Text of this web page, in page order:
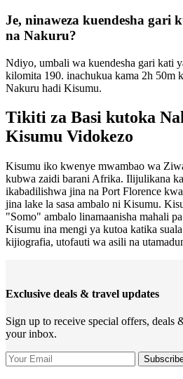
Je, ninaweza kuendesha gari
na Nakuru?
Ndiyo, umbali wa kuendesha gari kati
kilomita 190. inachukua kama 2h 50m
Nakuru hadi Kisumu.
Tikiti za Basi kutoka
Kisumu Vidokezo
Kisumu iko kwenye mwambao wa
kubwa zaidi barani Afrika. Ilijulikana
ikabadilishwa jina na Port Florence
jina lake la sasa ambalo ni Kisumu.
"Somo" ambalo linamaanisha mahali
Kisumu ina mengi ya kutoa katika
kijiografia, utofauti wa asili na
Exclusive deals & travel updates
Sign up to receive special offers, deals
your inbox.